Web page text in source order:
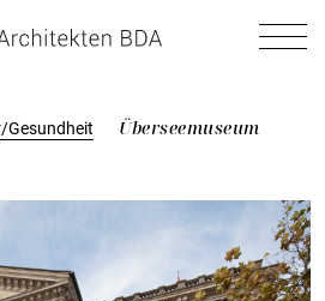
Überseemuseum